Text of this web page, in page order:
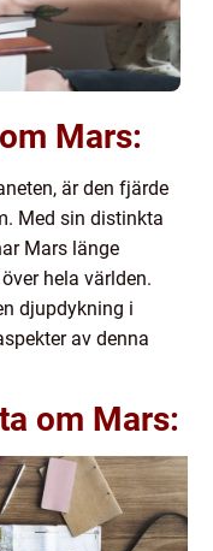
Mars:
är den fjärde
Med sin distinkta
Mars länge
hela världen.
djupdykning i
av denna
om Mars: